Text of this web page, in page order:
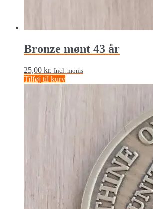
Bronze mønt 43 år
25,00 kr. Incl. moms
Tilføj til kurv